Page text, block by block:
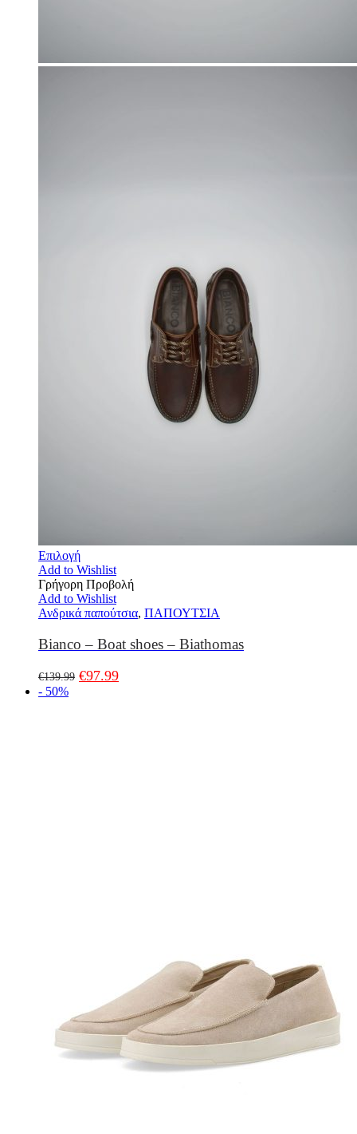
Επιλογή
Add to Wishlist
Γρήγορη Προβολή
Add to Wishlist
Ανδρικά παπούτσια, ΠΑΠΟΥΤΣΙΑ
Bianco – Boat shoes – Biathomas
€139.99 €97.99
- 50%